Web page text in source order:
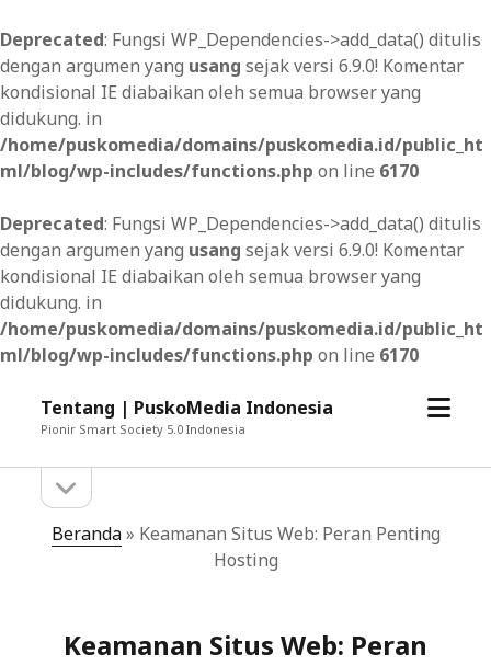
Deprecated: Fungsi WP_Dependencies->add_data() ditulis
dengan argumen yang usang sejak versi 6.9.0! Komentar
kondisional IE diabaikan oleh semua browser yang
didukung. in
/home/puskomedia/domains/puskomedia.id/public_ht
ml/blog/wp-includes/functions.php on line 6170
Deprecated: Fungsi WP_Dependencies->add_data() ditulis
dengan argumen yang usang sejak versi 6.9.0! Komentar
kondisional IE diabaikan oleh semua browser yang
didukung. in
/home/puskomedia/domains/puskomedia.id/public_ht
ml/blog/wp-includes/functions.php on line 6170
Tentang | PuskoMedia Indonesia
Pionir Smart Society 5.0 Indonesia
open
Sidebarsidebar
Beranda» Keamanan Situs Web: Peran Penting
Hosting
Keamanan Situs Web: Peran